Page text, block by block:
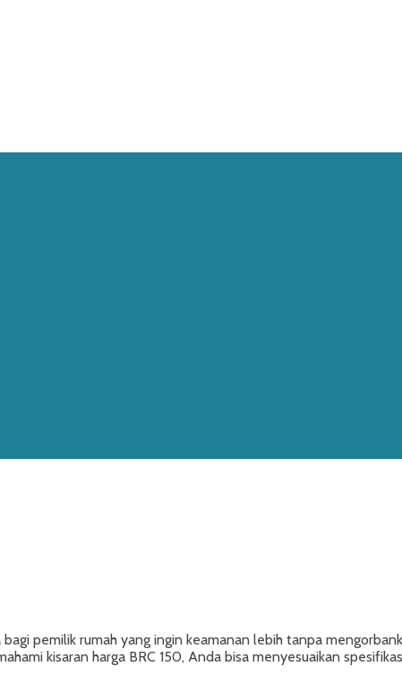
pemilik rumah yang ingin keamanan lebih tanpa
kisaran harga BRC 150, Anda bisa menyesuaikan